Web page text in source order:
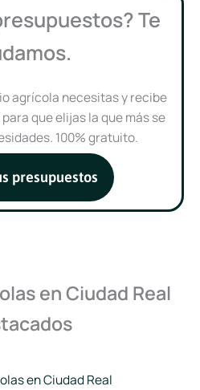
Te
agrícola necesitas y recibe
que elijas la que más se
100% gratuito.
presupuestos
en Ciudad Real
en Ciudad Real